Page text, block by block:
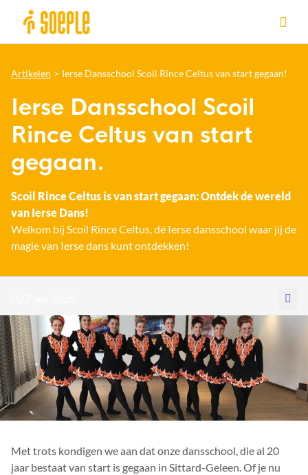
Ga naar de homepage van Sittard-Geleen
Artikelen Ierse Dansschool Scoil Rince Celtus van start gegaan!
Ierse Dansschool Scoil
Rince Celtus van start
gegaan.
Scoil Rince Celtus is van start gegaan: Ontdek de wereld
van Ierse Dans!
Welkom bij Scoil Rince Celtus, dé Ierse dansschool waar jij de
magie van Ierse dans kunt ontdekken!
Met trots kondigen we aan dat onze dansschool, die al 20
jaar bestaat van start is gegaan in Sittard-Geleen. Of je nu